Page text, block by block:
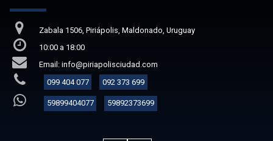
Zabala 1506, Piriápolis, Maldonado, Uruguay
10:00 a 18:00
Email: info@piriapolisciudad.com
099 404 077
092 373 699
59899404077 59892373699